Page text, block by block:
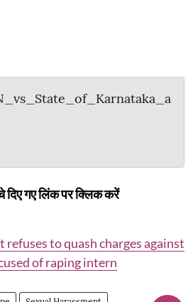
गए लिंक पर क्लिक करें
to quash charges against
of raping intern